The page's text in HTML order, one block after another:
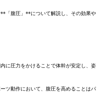
「腹圧」**について解説し、その効果や
に圧力をかけることで体幹が安定し、 姿
ツ動作において、腹圧を高めることはパ